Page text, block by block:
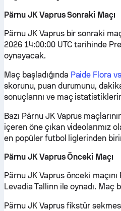
Pärnu JK Vaprus Sonraki Maçı
Pärnu JK Vaprus bir sonraki
2026 14:00:00 UTC tarihinde
oynayacak.
Maç başladığında Paide Flora
skorunu, puan durumunu,
sonuçlarını ve maç
Bazı Pärnu JK Vaprus
içeren öne çıkan videolarımız
en popüler futbol liglerinden
Pärnu JK Vaprus Önceki Maçı
Pärnu JK Vaprus önceki
Levadia Tallinn ile oynadı. Maç
Pärnu JK Vaprus fikstür